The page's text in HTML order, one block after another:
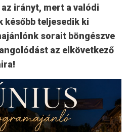
irányt, mert a valódi
később teljesedik ki
sorait böngészve
az elkövetkező